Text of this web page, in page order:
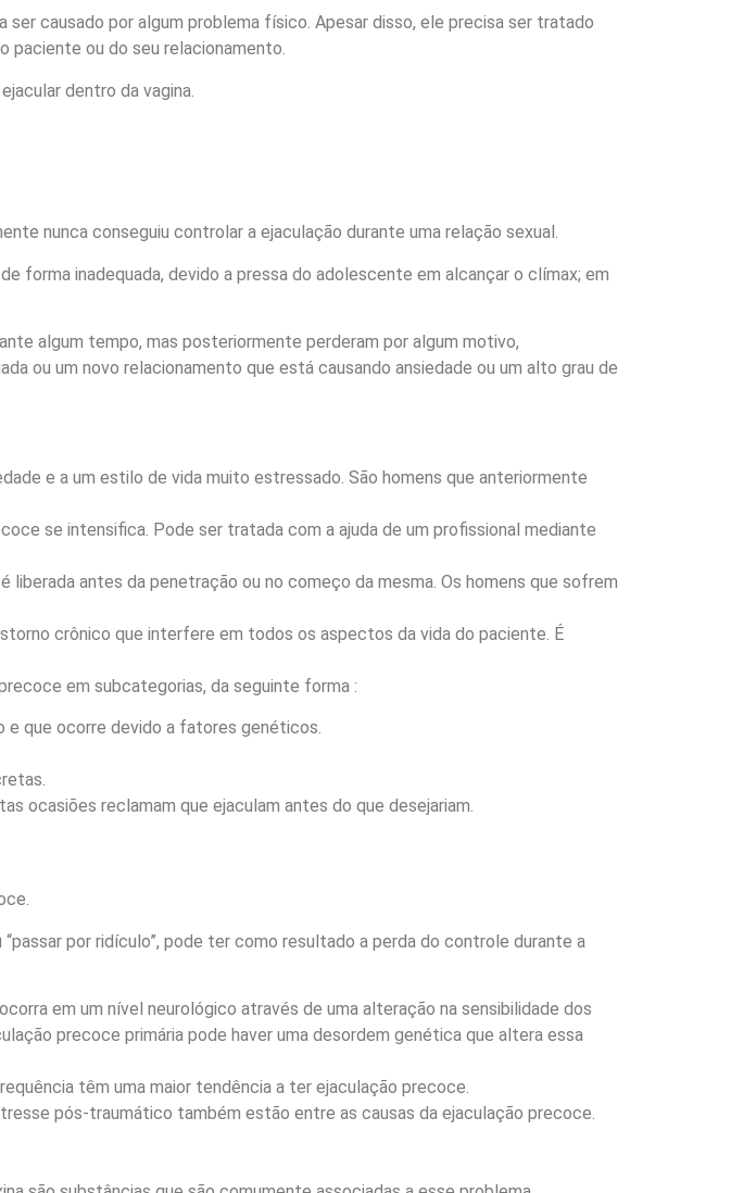
causado por algum problema físico. Apesar disso, ele precisa ser tratado
paciente ou do seu relacionamento.
dentro da vagina.
nunca conseguiu controlar a ejaculação durante uma relação sexual.
forma inadequada, devido a pressa do adolescente em alcançar o clímax; em
algum tempo, mas posteriormente perderam por algum motivo,
ou um novo relacionamento que está causando ansiedade ou um alto grau de
e a um estilo de vida muito estressado. São homens que anteriormente
se intensifica. Pode ser tratada com a ajuda de um profissional mediante
antes da penetração ou no começo da mesma. Os homens que sofrem
crônico que interfere em todos os aspectos da vida do paciente. É
em subcategorias, da seguinte forma :
e que ocorre devido a fatores genéticos.
ocasiões reclamam que ejaculam antes do que desejariam.
por ridículo”, pode ter como resultado a perda do controle durante a
em um nível neurológico através de uma alteração na sensibilidade dos
precoce primária pode haver uma desordem genética que altera essa
têm uma maior tendência a ter ejaculação precoce.
pós-traumático também estão entre as causas da ejaculação precoce.